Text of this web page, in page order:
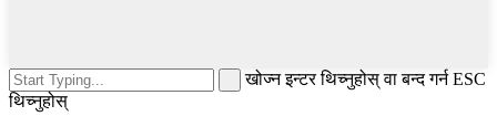
खोज्न इन्टर थिच्नुहोस् वा बन्द गर्न ESC
थिच्नुहोस्